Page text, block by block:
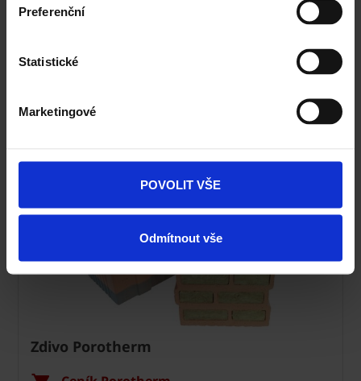
Preferenční
Statistické
Marketingové
POVOLIT VŠE
Odmítnout vše
Konfigurace domu za 5 minut
Zdivo Porotherm